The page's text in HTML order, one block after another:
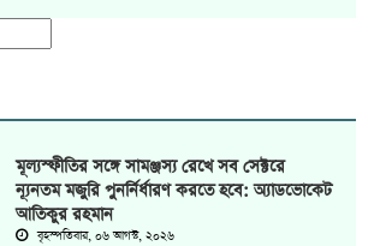
মূল্যস্ফীতির সঙ্গে সামঞ্জস্য রেখে সব সেক্টরে
ন্যূনতম মজুরি পুনর্নির্ধারণ করতে হবে: অ্যাডভোকেট
আতিকুর রহমান
বৃহস্পতিবার, ০৬ আগস্ট, ২০২৬